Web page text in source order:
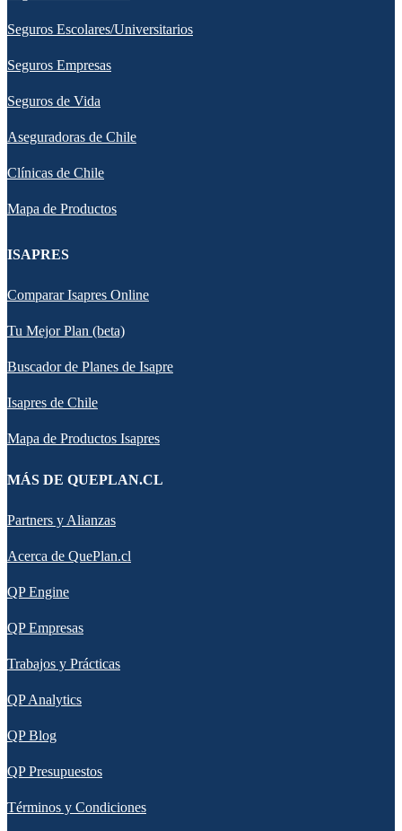
Seguros Escolares/Universitarios
Seguros Empresas
Seguros de Vida
Aseguradoras de Chile
Clínicas de Chile
Mapa de Productos
ISAPRES
Comparar Isapres Online
Tu Mejor Plan (beta)
Buscador de Planes de Isapre
Isapres de Chile
Mapa de Productos Isapres
MÁS DE QUEPLAN.CL
Partners y Alianzas
Acerca de QuePlan.cl
QP Engine
QP Empresas
Trabajos y Prácticas
QP Analytics
QP Blog
QP Presupuestos
Términos y Condiciones